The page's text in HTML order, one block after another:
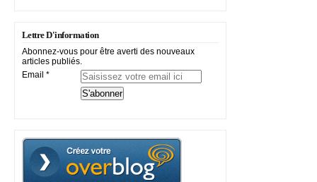
Lettre D'information
Abonnez-vous pour être averti des nouveaux
articles publiés.
Email